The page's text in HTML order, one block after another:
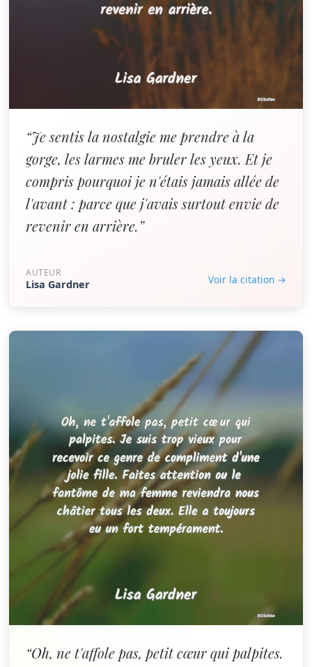
“Je sentis la nostalgie me prendre à la
gorge, les larmes me bruler les yeux. Et je
compris pourquoi je n'étais jamais allée de
l'avant : parce que j'avais surtout envie de
revenir en arrière.”
AUTEUR
Lisa Gardner Voir la citation →
“Oh, ne t'affole pas, petit cœur qui palpites.